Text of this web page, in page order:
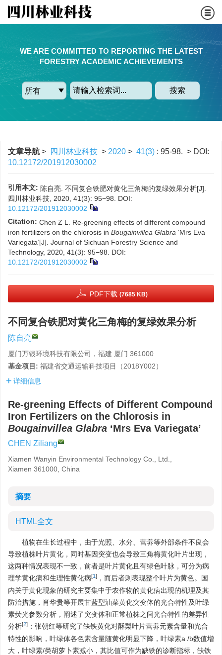
WE ARE COMMITTED TO REPORTING THE LATEST
FORESTRY ACADEMIC ACHIEVEMENTS
搜索
文章导航 > 四川林业科技 > 2020 > 41(3) : 95-98. > DOI:
10.12172/201912030002
引用本文: 陈自亮. 不同复合铁肥对黄化三角梅的复绿效果分析[J].
四川林业科技, 2020, 41(3): 95−98.
DOI:
10.12172/201912030002
Citation: Chen Z L. Re-greening effects of different compound
iron fertilizers on the chlorosis in Bougainvillea Glabra ‘Mrs Eva
Variegata’[J]. Journal of Sichuan Forestry Science and
Technology, 2020, 41(3): 95−98.
DOI:
10.12172/201912030002
PDF下载 (7685 KB)
不同复合铁肥对黄化三角梅的复绿效果分析
陈自亮
厦门万银环境科技有限公司，福建 厦门 361000
基金项目: 福建省交通运输科技项目（2018Y002）
详细信息
Re-greening Effects of Different Compound
Iron Fertilizers on the Chlorosis in
Bougainvillea Glabra ‘Mrs Eva Variegata’
CHEN Ziliang
Xiamen Wanyin Environmental Technology Co., Ltd.,
Xiamen 361000, China
摘要
HTML全文
植物在生长过程中，由于光照、水分、营养等外部条件不良会
导致植株叶片黄化，同时基因突变也会导致三角梅黄化叶片出现，
这两种情况表现不一致，前者是叶片黄化且有绿色叶脉，可分为病
理学黄化病和生理性黄化病[1] ，而后者则表现整个叶片为黄色。国
内关于黄化现象的研究主要集中于农作物的黄化病出现的机理及其
防治措施，肖华贵等开展甘蓝型油菜黄化突变体的光合特性及叶绿
素荧光参数分析，阐述了突变体和正常植株之间光合特性的差异性
分析[2] ；张朝红等研究了缺铁黄化对酥梨叶片营养元素含量和光合
特性的影响，叶绿体各色素含量随黄化明显下降，叶绿素a /b数值增
大，叶绿素/类胡萝卜素减小，其比值可作为缺铁的诊断指标，缺铁